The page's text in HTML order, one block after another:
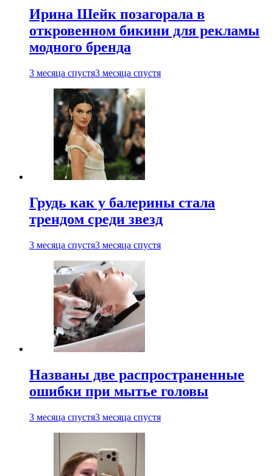
Ирина Шейк позагорала в
откровенном бикини для рекламы
модного бренда
3 месяца спустя3 месяца спустя
Грудь как у балерины стала
трендом среди звезд
3 месяца спустя3 месяца спустя
Названы две распространенные
ошибки при мытье головы
3 месяца спустя3 месяца спустя